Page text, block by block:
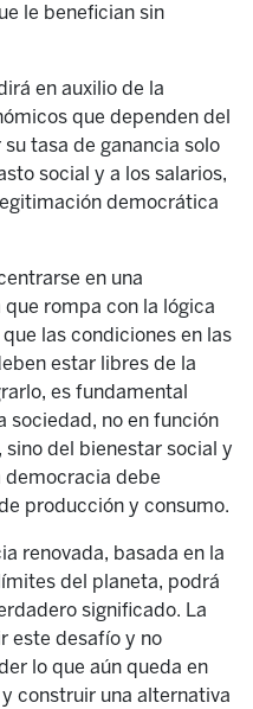
le benefician sin
en auxilio de la
que dependen del
tasa de ganancia solo
social y a los salarios,
democrática
en una
rompa con la lógica
las condiciones en las
estar libres de la
es fundamental
sociedad, no en función
del bienestar social y
democracia debe
producción y consumo.
renovada, basada en la
del planeta, podrá
significado. La
este desafío y no
lo que aún queda en
construir una alternativa